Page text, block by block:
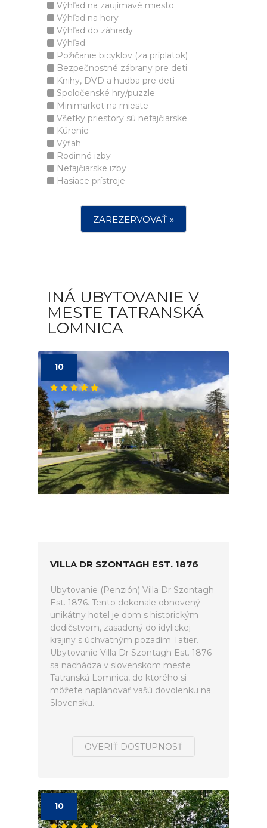
Výhľad na zaujímavé miesto
Výhľad na hory
Výhľad do záhrady
Výhľad
Požičanie bicyklov (za príplatok)
Bezpečnostné zábrany pre deti
Knihy, DVD a hudba pre deti
Spoločenské hry/puzzle
Minimarket na mieste
Všetky priestory sú nefajčiarske
Kúrenie
Výťah
Rodinné izby
Nefajčiarske izby
Hasiace prístroje
ZAREZERVOVAŤ »
INÁ UBYTOVANIE V
MESTE TATRANSKÁ
LOMNICA
10
VILLA DR SZONTAGH EST. 1876
Ubytovanie (Penzión) Villa Dr Szontagh
Est. 1876. Tento dokonale obnovený
unikátny hotel je dom s historickým
dedičstvom, zasadený do idylickej
krajiny s úchvatným pozadím Tatier.
Ubytovanie Villa Dr Szontagh Est. 1876
sa nachádza v slovenskom meste
Tatranská Lomnica, do ktorého si
môžete naplánovať vašú dovolenku na
Slovensku.
OVERIŤ DOSTUPNOSŤ
10